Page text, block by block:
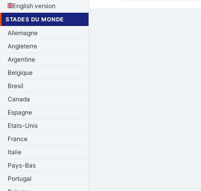
English version
STADES DU MONDE
Allemagne
Angleterre
Argentine
Belgique
Bresil
Canada
Espagne
Etats-Unis
France
Italie
Pays-Bas
Portugal